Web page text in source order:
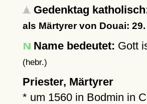
Gedenktag
als Märtyrer von Douai:
Name bedeutet: Gott
(hebr.)
Priester, Märtyrer
* um 1560in Bodmin in